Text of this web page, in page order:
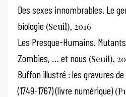
Des sexes innombrables. Le
biologie (Seuil), 2016
Les Presque-Humains.
Zombies, … et nous (Seuil),
Buffon illustré : les gravures de
(1749-1767) (livre numérique)